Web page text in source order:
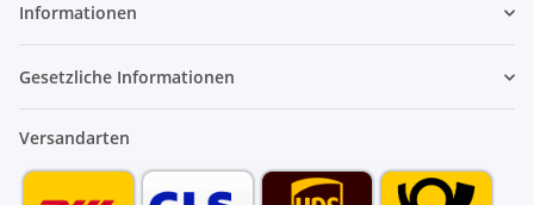
Informationen
Gesetzliche Informationen
Versandarten